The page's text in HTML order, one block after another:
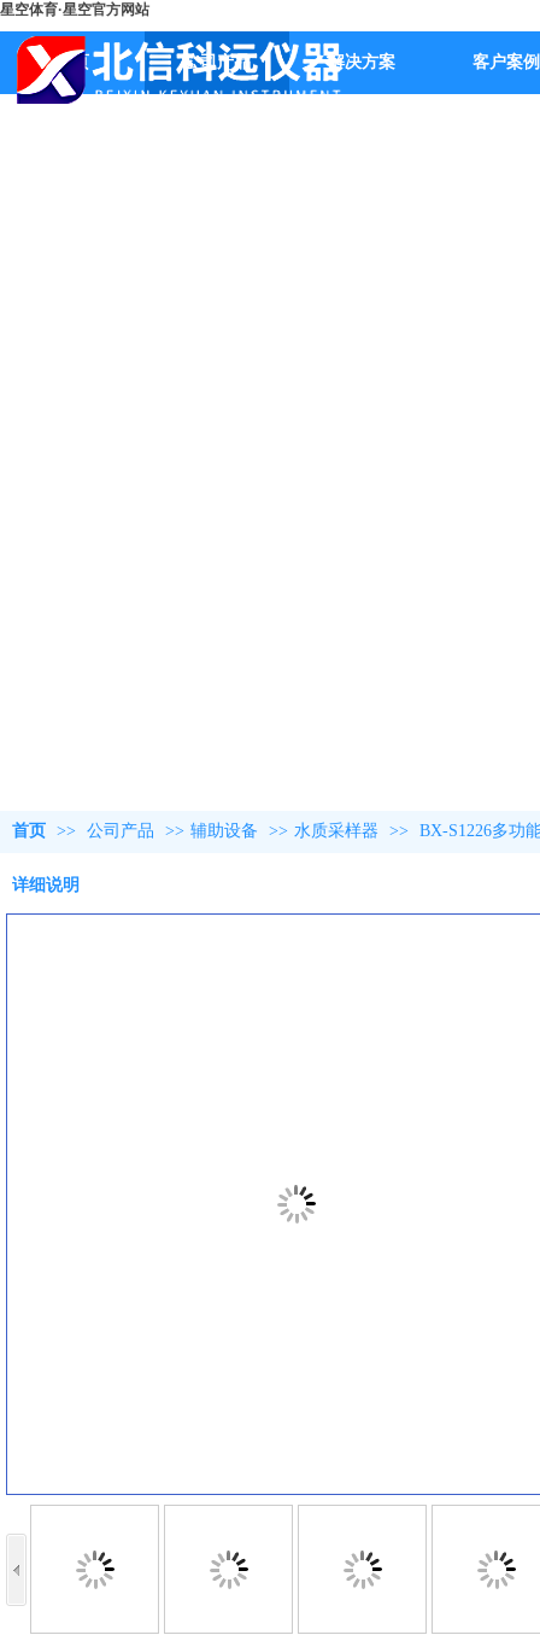
星空体育·星空官方网站
首页 公司产品 解决方案 客户案例
首页 >> 公司产品 >> 辅助设备 >> 水质采样器 >> BX-S1226多功
详细说明